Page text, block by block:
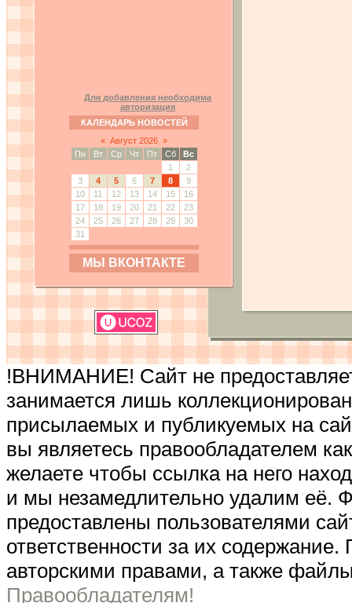
Для добавления необходима
авторизация
КАЛЕНДАРЬ НОВОСТЕЙ
« Август 2026 »
Пн
Вт Ср Чт Пт Сб
Вс
1
2
3
4 5 6 7 8
9
10
11 12 13 14 15
16
17
18 19 20 21 22
23
24
25 26 27 28 29
30
31
МЫ ВКОНТАКТЕ
!ВНИМАНИЕ! Сайт не
занимается лишь
присылаемых и публикуемых на
вы являетесь правообладателем
желаете чтобы ссылка на него
и мы незамедлительно удалим её.
предоставлены пользователями
ответственности за их
авторскими правами, а также
Правообладателям!